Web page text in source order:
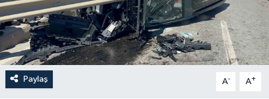
Paylaş A- A+